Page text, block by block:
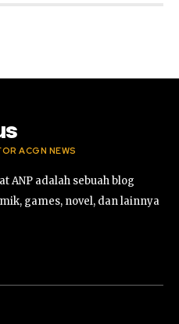
ACGN NEWS
ANP adalah sebuah blog
games, novel, dan lainnya